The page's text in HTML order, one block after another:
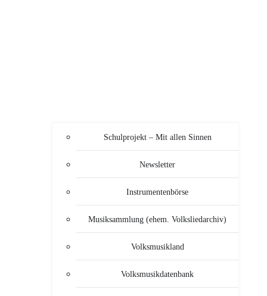
Schulprojekt – Mit allen Sinnen
Newsletter
Instrumentenbörse
Musiksammlung (ehem. Volksliedarchiv)
Volksmusikland
Volksmusikdatenbank